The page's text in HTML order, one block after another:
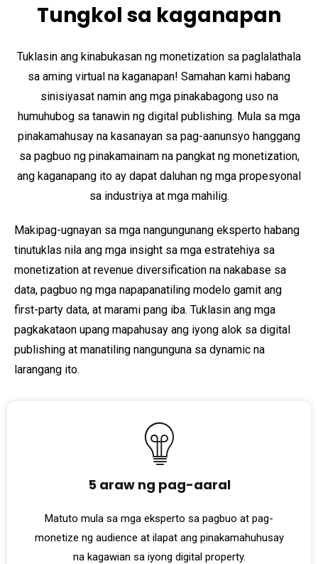
Tungkol sa kaganapan
Tuklasin ang kinabukasan ng monetization sa paglalathala
sa aming virtual na kaganapan! Samahan kami habang
sinisiyasat namin ang mga pinakabagong uso na
humuhubog sa tanawin ng digital publishing. Mula sa mga
pinakamahusay na kasanayan sa pag-aanunsyo hanggang
sa pagbuo ng pinakamainam na pangkat ng monetization,
ang kaganapang ito ay dapat daluhan ng mga propesyonal
sa industriya at mga mahilig.
Makipag-ugnayan sa mga nangungunang eksperto habang
tinutuklas nila ang mga insight sa mga estratehiya sa
monetization at revenue diversification na nakabase sa
data, pagbuo ng mga napapanatiling modelo gamit ang
first-party data, at marami pang iba. Tuklasin ang mga
pagkakataon upang mapahusay ang iyong alok sa digital
publishing at manatiling nangunguna sa dynamic na
larangang ito.
5 araw ng pag-aaral
Matuto mula sa mga eksperto sa pagbuo at pag-
monetize ng audience at ilapat ang pinakamahuhusay
na kagawian sa iyong digital property.